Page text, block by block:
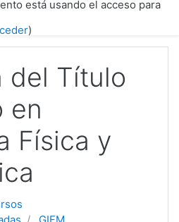
está usando el acceso para
)
del Título
en
Física y